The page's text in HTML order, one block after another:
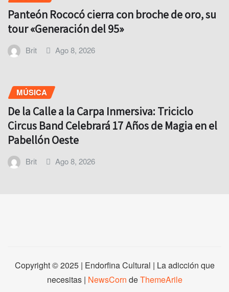
Panteón Rococó cierra con broche de oro, su
tour «Generación del 95»
Brit Ago 8, 2026
MÚSICA
De la Calle a la Carpa Inmersiva: Triciclo
Circus Band Celebrará 17 Años de Magia en el
Pabellón Oeste
Brit Ago 8, 2026
Copyright © 2025 | Endorfina Cultural | La adicción que
necesitas | NewsCorn deThemeArile